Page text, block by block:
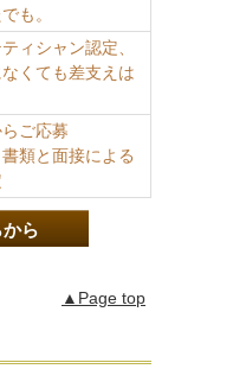
も。
ィシャン認定、
くても差支えは
ご応募
類と面接による
ら
▲Page top